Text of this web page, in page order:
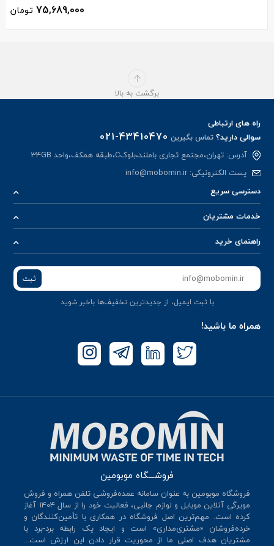
75,689,000 تومان
برگشت به بالا
راه های ارتباطی
سوالی دارید؟تماس بگیرین 021-43410470
آدرس: تهران،مجتمع تجاری باملند،بلوکC،طبقه همکف،واحد 34GB
پست الکترونیکی:info@mobomin.ir
دسترسی سریع
خدمات مشتریان
راهنمای خرید
ثبت
با ثبت ایمیل، از جدید‌ترین تخفیف‌ها با‌خبر شوید
همراه ما باشید!
فروشـــگاه موبومین
فروشگاه موبومین به عنوان سامانه عمده‌فروشی تلفن همراه و فروش
مویرگی آنلاین موبایل و لوازم جانبی، فعالیت خود را از سال 140۴ آغاز
کرده است. مهم‌ترین اصل فروشگاه در همکاری با تأمین‌کنندگان و
خرده‌فروشان «مشتری‌مداری» است و ایجاد یک رابطه برد-برد با
مشتریان هدف اصلی ما از محوریت قرار دادن این ارزش است...